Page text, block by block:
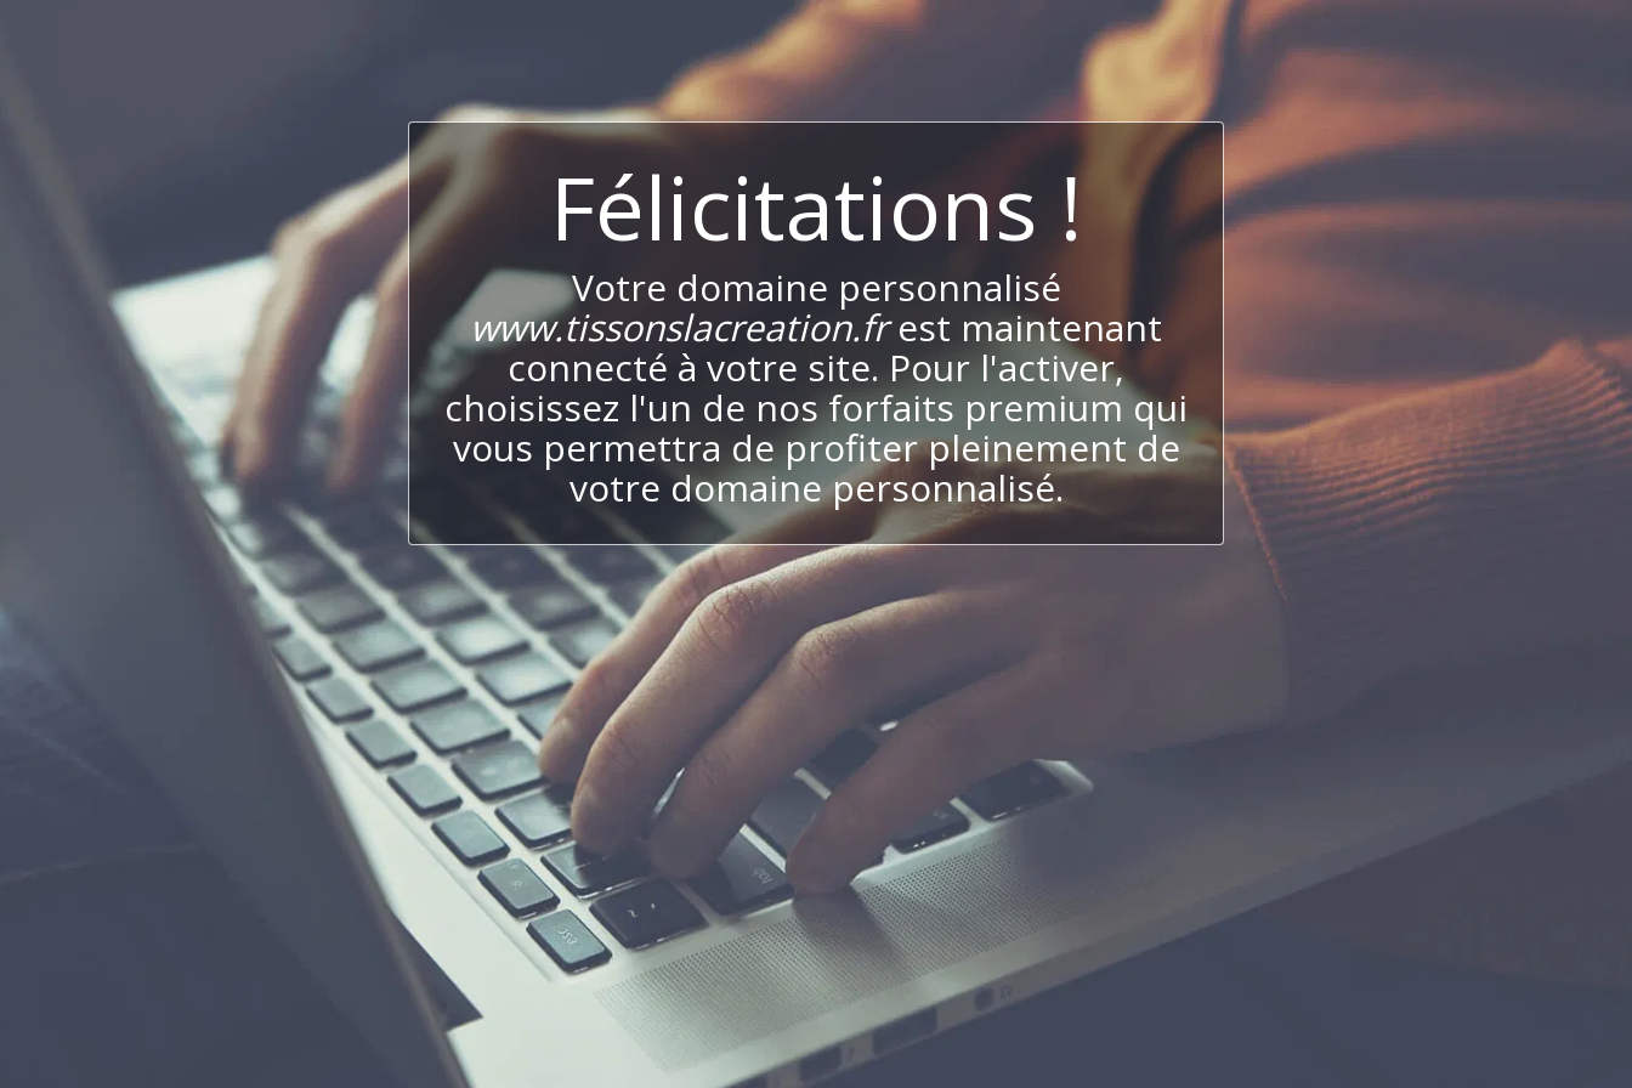
Félicitations !
Votre domaine personnalisé
www.tissonslacreation.frest maintenant
connecté à votre site. Pour l'activer,
choisissez l'un de nos forfaits premium qui
vous permettra de profiter pleinement de
votre domaine personnalisé.